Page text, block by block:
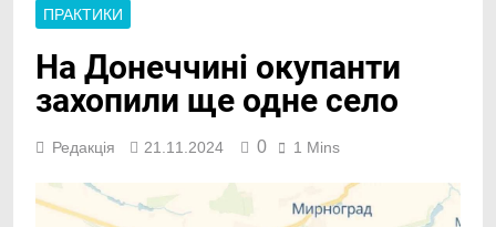
ПРАКТИКИ
На Донеччині окупанти
захопили ще одне село
Редакція 21.11.2024 0 1 Mins